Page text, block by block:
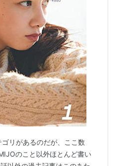
リがあるのだが、ここ数
のこと以外ほとんど書い